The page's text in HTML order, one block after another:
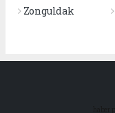
Zonguldak